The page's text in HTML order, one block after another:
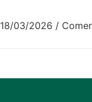
18/03/2026 /